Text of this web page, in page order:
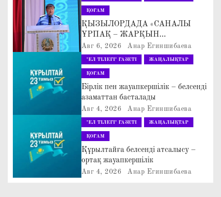
ц
и
я
з
и
ҚОҒАМ
ҚЫЗЫЛОРДАДА «САНАЛЫ
ҰРПАҚ – ЖАРҚЫН
БОЛАШАҚ» АТТЫ
КЕҢЕЙТІЛГЕН МӘЖІЛІС ӨТТІ
Авг 6, 2026 Анар Егиншибаева
"ЕЛ ТІЛЕГІ" ГАЗЕТІ ЖАҢАЛЫҚТАР
ҚОҒАМ
Бірлік пен жауапкершілік – белсенді
азаматтан басталады
Авг 4, 2026 Анар Егиншибаева
"ЕЛ ТІЛЕГІ" ГАЗЕТІ ЖАҢАЛЫҚТАР
ҚОҒАМ
Құрылтайға белсенді атсалысу –
ортақ жауапкершілік
Авг 4, 2026 Анар Егиншибаева